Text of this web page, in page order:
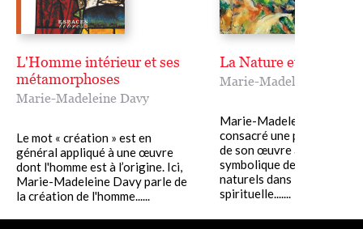
L'Homme intérieur et ses
métamorphoses
Marie-Madeleine Davy
Le mot « création » est en
général appliqué à une œuvre
dont l'homme est à l’origine. Ici,
Marie-Madeleine Davy parle de
la création de l'homme......
La Nature et sa
Marie-Madeleine Davy
Marie-Madeleine Davy a
consacré une partie
de son œuvre à la question
symbolique des éléments
naturels dans l’expérience
spirituelle.......